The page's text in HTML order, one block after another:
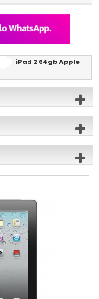
iPad 2 64gb Apple